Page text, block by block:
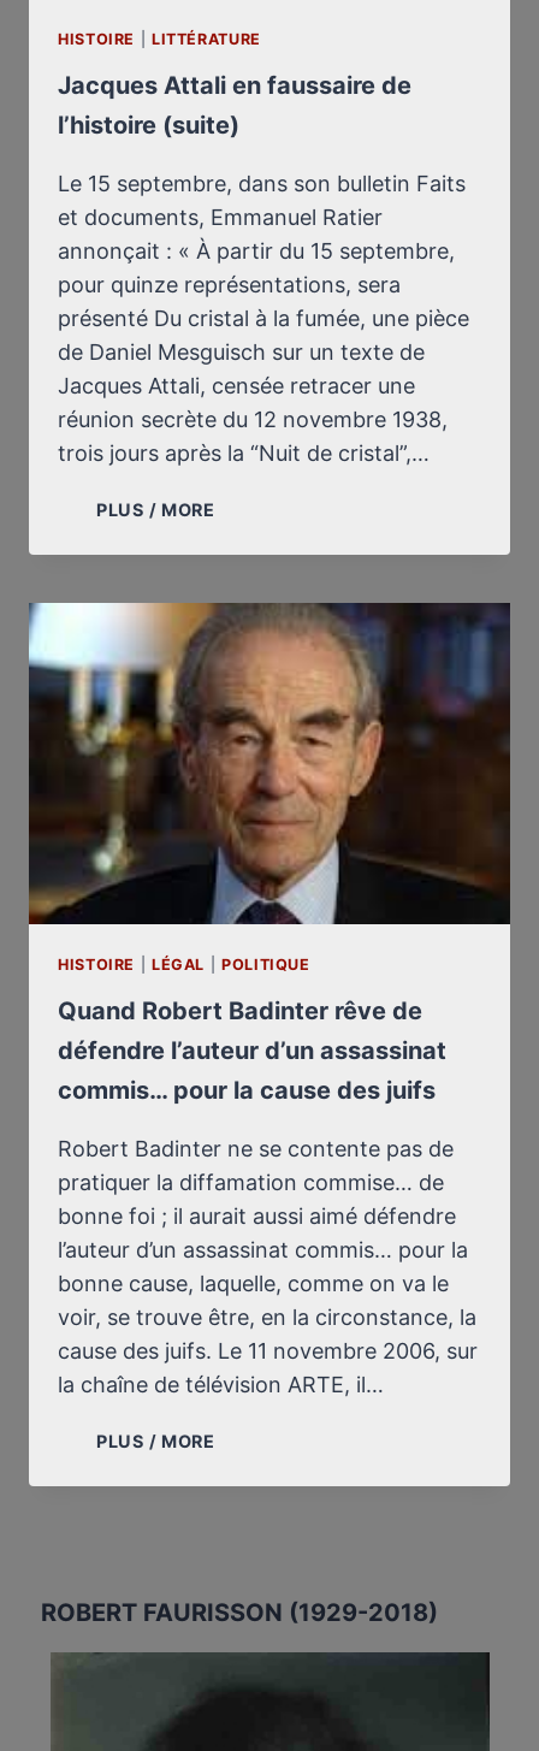
HISTOIRE LITTÉRATURE
Jacques Attali en faussaire de
l’histoire (suite)
Le 15 septembre, dans son bulletin Faits
et documents, Emmanuel Ratier
annonçait : « À partir du 15 septembre,
pour quinze représentations, sera
présenté Du cristal à la fumée, une pièce
de Daniel Mesguisch sur un texte de
Jacques Attali, censée retracer une
réunion secrète du 12 novembre 1938,
trois jours après la “Nuit de cristal”,…
PLUS / MORE
EN
L’HISTOIRE
(SUITE)
HISTOIRE LÉGAL POLITIQUE
Quand Robert Badinter rêve de
défendre l’auteur d’un assassinat
commis… pour la cause des juifs
Robert Badinter ne se contente pas de
pratiquer la diffamation commise… de
bonne foi ; il aurait aussi aimé défendre
l’auteur d’un assassinat commis… pour la
bonne cause, laquelle, comme on va le
voir, se trouve être, en la circonstance, la
cause des juifs. Le 11 novembre 2006, sur
la chaîne de télévision ARTE, il…
PLUS / MORE
BADINTER
L’AUTEUR
ASSASSINAT
COMMIS…
ROBERT FAURISSON (1929-2018)